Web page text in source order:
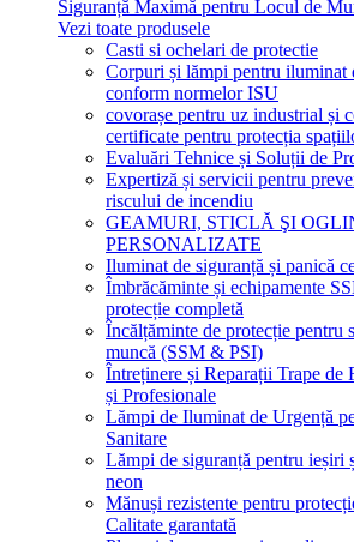
Siguranță Maximă pentru Locul de
Vezi toate produsele
Casti si ochelari de protectie
Corpuri și lămpi pentru iluminat
conform normelor ISU
covorașe pentru uz industrial și
certificate pentru protecția
Evaluări Tehnice și Soluții de
Expertiză și servicii pentru
riscului de incendiu
GEAMURI, STICLĂ ŞI
PERSONALIZATE
Iluminat de siguranță și panică
Îmbrăcăminte și echipamente
protecție completă
Încălțăminte de protecție pentru
muncă (SSM & PSI)
Întreținere și Reparații Trape de
și Profesionale
Lămpi de Iluminat de Urgență
Sanitare
Lămpi de siguranță pentru
neon
Mănuși rezistente pentru
Calitate garantată